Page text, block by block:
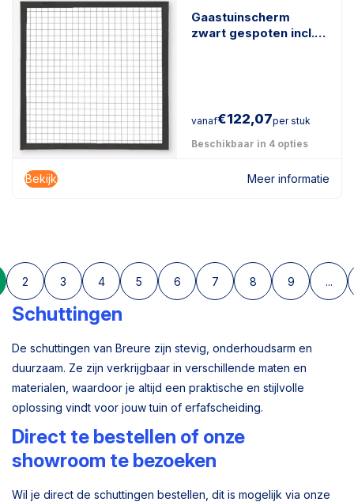
Gaastuinscherm
zwart gespoten incl.
vanaf€122,07per stuk
Beschikbaar in 4 opties
Bekijk Meer informatie
2 3 4 5 6 7 8 9 ...
Schuttingen
De schuttingen van Breure zijn stevig, onderhoudsarm en
duurzaam. Ze zijn verkrijgbaar in verschillende maten en
materialen, waardoor je altijd een praktische en stijlvolle
oplossing vindt voor jouw tuin of erfafscheiding.
Direct te bestellen of onze
showroom te bezoeken
Wil je direct de schuttingen bestellen, dit is mogelijk via onze